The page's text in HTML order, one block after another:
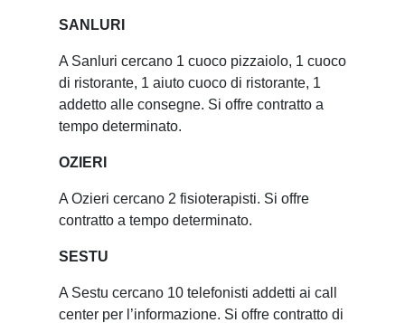
SANLURI
A Sanluri cercano 1 cuoco pizzaiolo, 1 cuoco
di ristorante, 1 aiuto cuoco di ristorante, 1
addetto alle consegne. Si offre contratto a
tempo determinato.
OZIERI
A Ozieri cercano 2 fisioterapisti. Si offre
contratto a tempo determinato.
SESTU
A Sestu cercano 10 telefonisti addetti ai call
center per l’informazione. Si offre contratto di